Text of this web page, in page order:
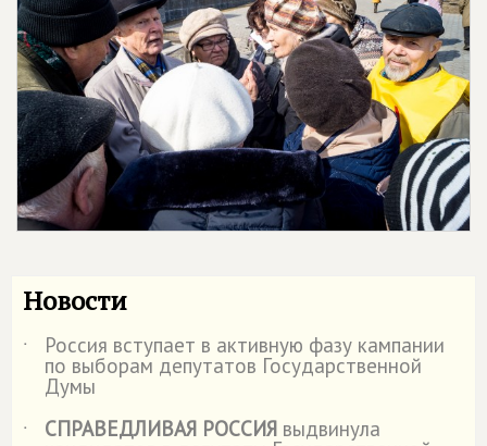
Новости
˙ Россия вступает в активную фазу кампании
по выборам депутатов Государственной
Думы
˙
СПРАВЕДЛИВАЯ РОССИЯ выдвинула